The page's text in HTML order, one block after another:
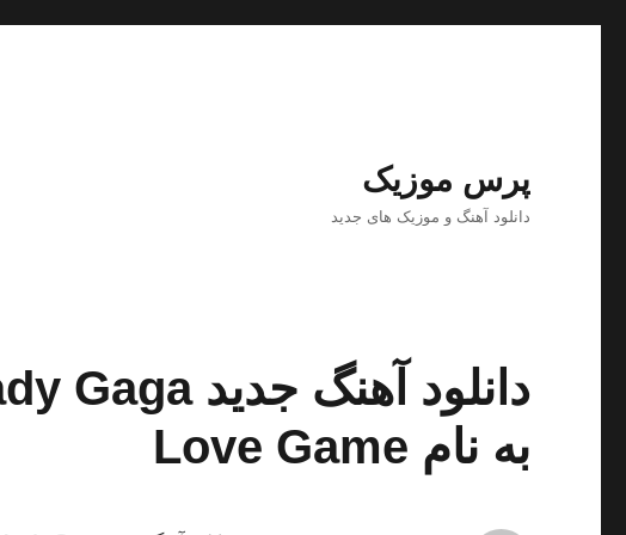
پرس موزیک
دانلود آهنگ و موزیک های جدید
به نام Love Game